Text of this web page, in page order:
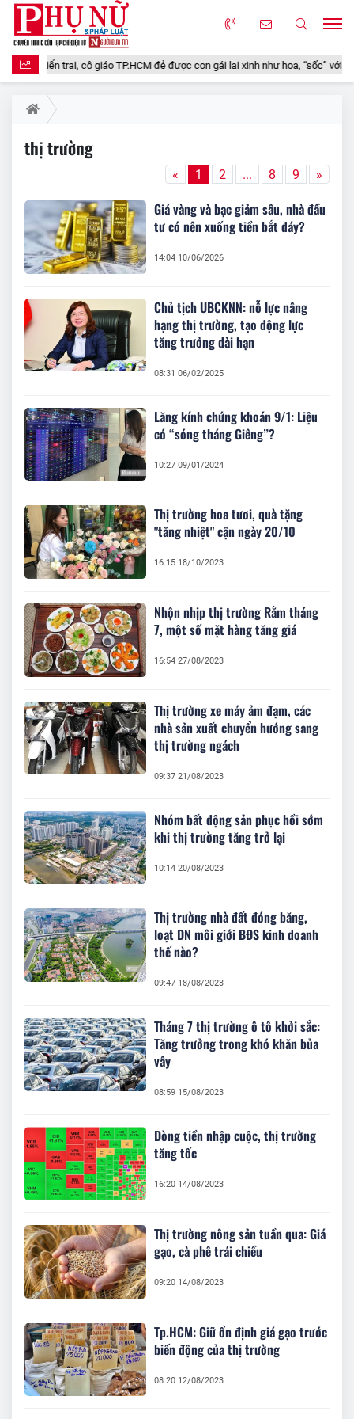
điển trai, cô giáo TP.HCM đẻ được con gái lai xinh như hoa, “sốc” với cách
thị trường
« 1 2 ... 8 9 »
Giá vàng và bạc giảm sâu, nhà đầu
tư có nên xuống tiền bắt đáy?
14:04 10/06/2026
Chủ tịch UBCKNN: nỗ lực nâng
hạng thị trường, tạo động lực
tăng trưởng dài hạn
08:31 06/02/2025
Lăng kính chứng khoán 9/1: Liệu
có “sóng tháng Giêng”?
10:27 09/01/2024
Thị trường hoa tươi, quà tặng
"tăng nhiệt" cận ngày 20/10
16:15 18/10/2023
Nhộn nhịp thị trường Rằm tháng
7, một số mặt hàng tăng giá
16:54 27/08/2023
Thị trường xe máy ảm đạm, các
nhà sản xuất chuyển hướng sang
thị trường ngách
09:37 21/08/2023
Nhóm bất động sản phục hồi sớm
khi thị trường tăng trở lại
10:14 20/08/2023
Thị trường nhà đất đóng băng,
loạt DN môi giới BĐS kinh doanh
thế nào?
09:47 18/08/2023
Tháng 7 thị trường ô tô khởi sắc:
Tăng trưởng trong khó khăn bủa
vây
08:59 15/08/2023
Dòng tiền nhập cuộc, thị trường
tăng tốc
16:20 14/08/2023
Thị trường nông sản tuần qua: Giá
gạo, cà phê trái chiều
09:20 14/08/2023
Tp.HCM: Giữ ổn định giá gạo trước
biến động của thị trường
08:20 12/08/2023